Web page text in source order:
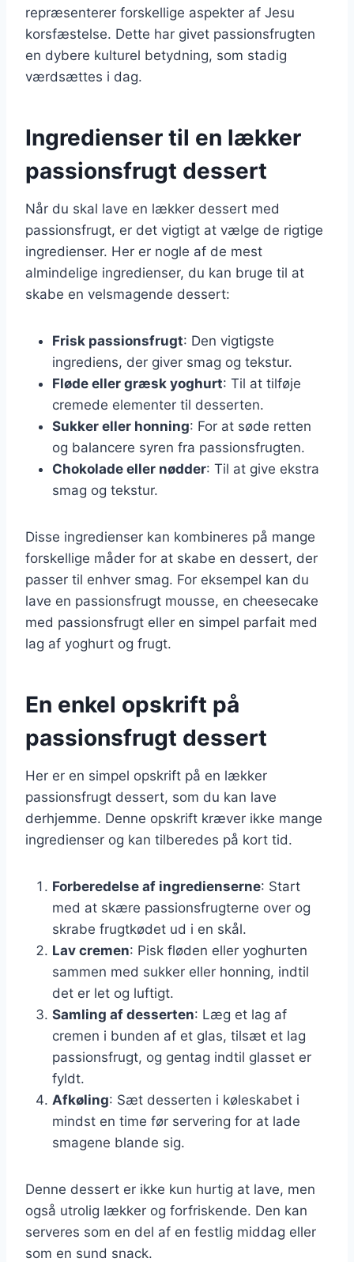
repræsenterer forskellige aspekter af Jesu
korsfæstelse. Dette har givet passionsfrugten
en dybere kulturel betydning, som stadig
værdsættes i dag.
Ingredienser til en lækker
passionsfrugt dessert
Når du skal lave en lækker dessert med
passionsfrugt, er det vigtigt at vælge de rigtige
ingredienser. Her er nogle af de mest
almindelige ingredienser, du kan bruge til at
skabe en velsmagende dessert:
Frisk passionsfrugt: Den vigtigste
ingrediens, der giver smag og tekstur.
Fløde eller græsk yoghurt: Til at tilføje
cremede elementer til desserten.
Sukker eller honning: For at søde retten
og balancere syren fra passionsfrugten.
Chokolade eller nødder: Til at give ekstra
smag og tekstur.
Disse ingredienser kan kombineres på mange
forskellige måder for at skabe en dessert, der
passer til enhver smag. For eksempel kan du
lave en passionsfrugt mousse, en cheesecake
med passionsfrugt eller en simpel parfait med
lag af yoghurt og frugt.
En enkel opskrift på
passionsfrugt dessert
Her er en simpel opskrift på en lækker
passionsfrugt dessert, som du kan lave
derhjemme. Denne opskrift kræver ikke mange
ingredienser og kan tilberedes på kort tid.
Forberedelse af ingredienserne: Start
med at skære passionsfrugterne over og
skrabe frugtkødet ud i en skål.
Lav cremen: Pisk fløden eller yoghurten
sammen med sukker eller honning, indtil
det er let og luftigt.
Samling af desserten: Læg et lag af
cremen i bunden af et glas, tilsæt et lag
passionsfrugt, og gentag indtil glasset er
fyldt.
Afkøling: Sæt desserten i køleskabet i
mindst en time før servering for at lade
smagene blande sig.
Denne dessert er ikke kun hurtig at lave, men
også utrolig lækker og forfriskende. Den kan
serveres som en del af en festlig middag eller
som en sund snack.